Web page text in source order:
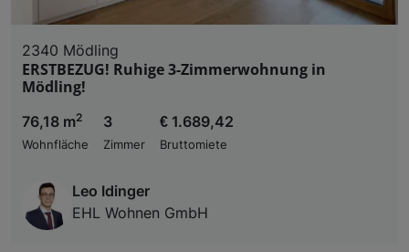
2340 Mödling
ERSTBEZUG! Ruhige 3-Zimmerwohnung in
Mödling!
76,18 m2
Wohnfläche
3
Zimmer
€ 1.689,42
Bruttomiete
Leo Idinger
EHL Wohnen GmbH